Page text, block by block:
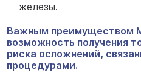
железы.
Важным преимуществом
возможность получения
риска осложнений,
процедурами.